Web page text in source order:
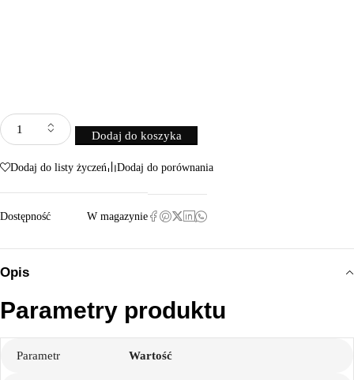
Dodaj do koszyka
Dodaj do listy życzeń Dodaj do porównania
Dostępność W magazynie
Opis
Parametry produktu
Parametr Wartość